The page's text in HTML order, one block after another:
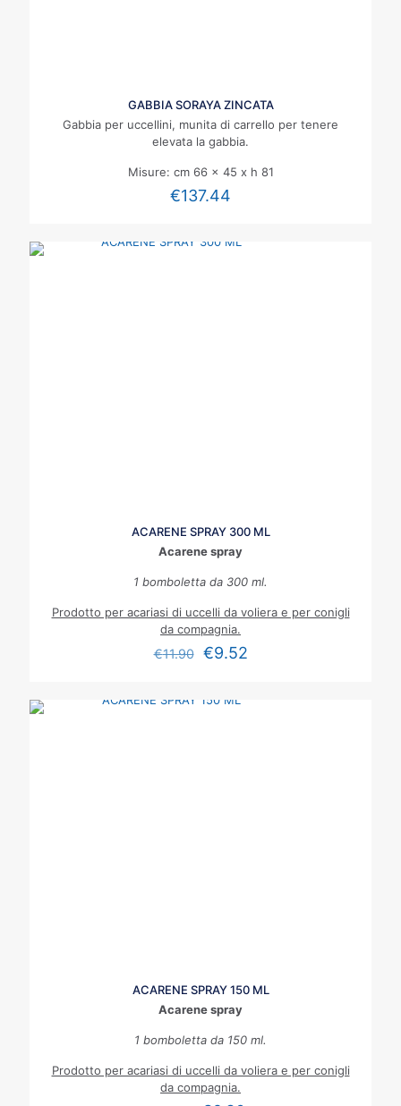
GABBIA SORAYA ZINCATA
Gabbia per uccellini, munita di carrello per tenere
elevata la gabbia.
Misure: cm 66 x 45 x h 81
€137.44
ACARENE SPRAY 300 ML
Acarene spray
1 bomboletta da 300 ml.
Prodotto per acariasi di uccelli da voliera e per conigli
da compagnia.
€11.90 €9.52
ACARENE SPRAY 150 ML
Acarene spray
1 bomboletta da 150 ml.
Prodotto per acariasi di uccelli da voliera e per conigli
da compagnia.